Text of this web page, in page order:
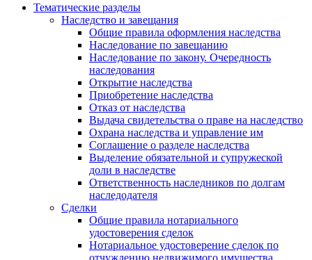
Тематические разделы
Наследство и завещания
Общие правила оформления наследства
Наследование по завещанию
Наследование по закону. Очередность
наследования
Открытие наследства
Приобретение наследства
Отказ от наследства
Выдача свидетельства о праве на наследство
Охрана наследства и управление им
Соглашение о разделе наследства
Выделение обязательной и супружеской
доли в наследстве
Ответственность наследников по долгам
наследодателя
Сделки
Общие правила нотариального
удостоверения сделок
Нотариальное удостоверение сделок по
отчуждению недвижимого имущества